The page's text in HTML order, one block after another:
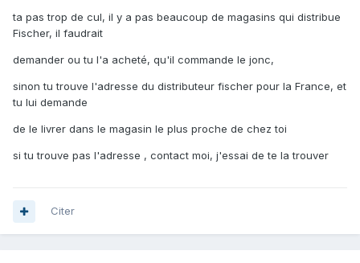
ta pas trop de cul, il y a pas beaucoup de magasins qui distribue
Fischer, il faudrait
demander ou tu l'a acheté, qu'il commande le jonc,
sinon tu trouve l'adresse du distributeur fischer pour la France, et
tu lui demande
de le livrer dans le magasin le plus proche de chez toi
si tu trouve pas l'adresse , contact moi, j'essai de te la trouver
Citer